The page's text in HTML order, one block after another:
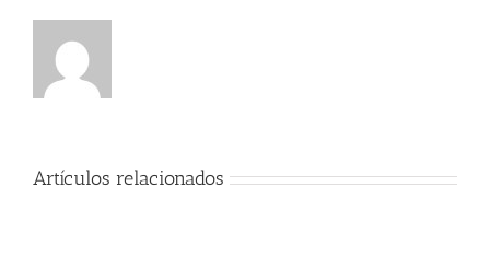
Artículos relacionados
Tres